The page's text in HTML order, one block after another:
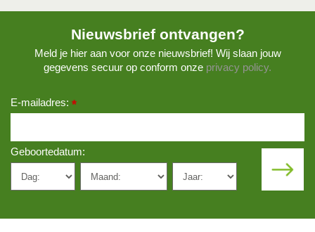
Nieuwsbrief ontvangen?
Meld je hier aan voor onze nieuwsbrief! Wij slaan jouw
gegevens secuur op conform onze privacy policy.
E-mailadres: *
Geboortedatum: